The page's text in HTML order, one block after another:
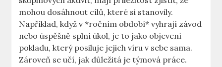
mohou dosáhnout cílů, které si stanovily.
Například, když v *ročním období* vyhrají závod
nebo úspěšně splní úkol, je to jako objevení
pokladu, který posiluje jejich víru v sebe sama.
Zároveň se učí, jak důležitá je týmová práce.